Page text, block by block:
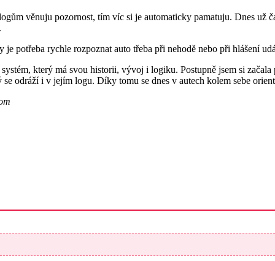
věnuju pozornost, tím víc si je automaticky pamatuju. Dnes
je potřeba rychle rozpoznat auto třeba při nehodě nebo při hlášení
který má svou historii, vývoj i logiku. Postupně jsem si
odráží i v jejím logu. Díky tomu se dnes v autech kolem sebe